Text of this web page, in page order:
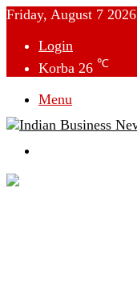
Friday, August 7 2026
Login
Korba 26 ℃
Menu